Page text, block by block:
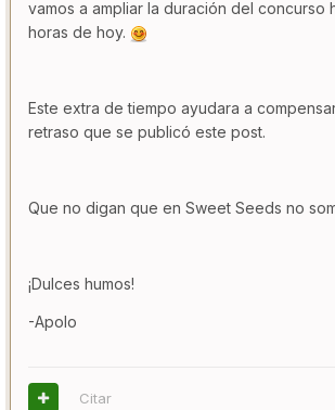
vamos a ampliar la duración del concurso
horas de hoy.
Este extra de tiempo ayudara a
retraso que se publicó este post.
Que no digan que en Sweet Seeds no
¡Dulces humos!
-Apolo
Citar